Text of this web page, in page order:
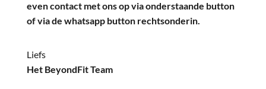
even contact met ons op via onderstaande button
of via de whatsapp button rechtsonderin.
Liefs
Het BeyondFit Team